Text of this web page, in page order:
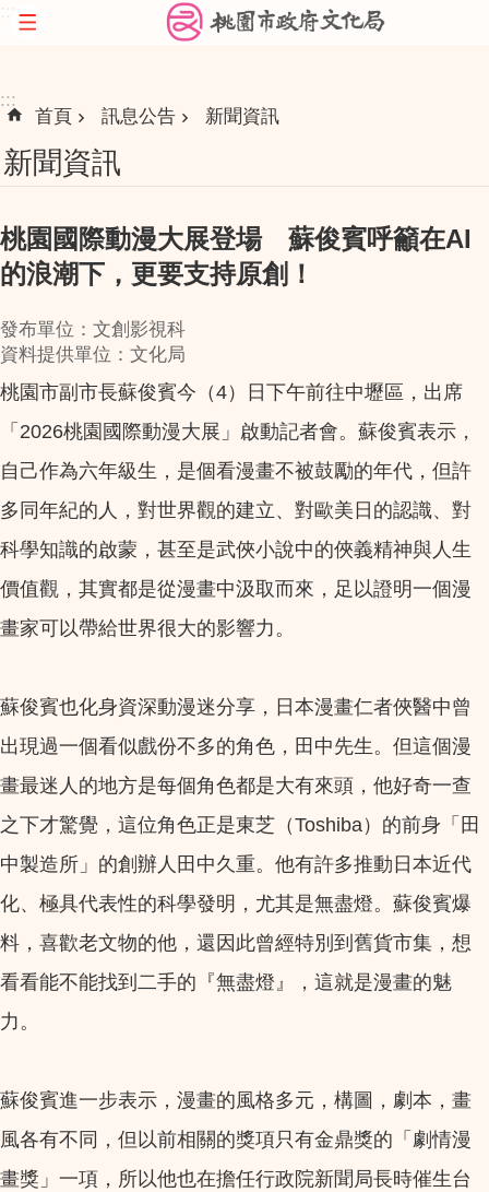
跳到主要內容區塊
:::
首頁 訊息公告 新聞資訊
新聞資訊
桃園國際動漫大展登場 蘇俊賓呼籲在AI
的浪潮下，更要支持原創！
發布單位：文創影視科
資料提供單位：文化局
桃園市副市長蘇俊賓今（4）日下午前往中壢區，出席
「2026桃園國際動漫大展」啟動記者會。蘇俊賓表示，
自己作為六年級生，是個看漫畫不被鼓勵的年代，但許
多同年紀的人，對世界觀的建立、對歐美日的認識、對
科學知識的啟蒙，甚至是武俠小說中的俠義精神與人生
價值觀，其實都是從漫畫中汲取而來，足以證明一個漫
畫家可以帶給世界很大的影響力。
蘇俊賓也化身資深動漫迷分享，日本漫畫仁者俠醫中曾
出現過一個看似戲份不多的角色，田中先生。但這個漫
畫最迷人的地方是每個角色都是大有來頭，他好奇一查
之下才驚覺，這位角色正是東芝（Toshiba）的前身「田
中製造所」的創辦人田中久重。他有許多推動日本近代
化、極具代表性的科學發明，尤其是無盡燈。蘇俊賓爆
料，喜歡老文物的他，還因此曾經特別到舊貨市集，想
看看能不能找到二手的『無盡燈』，這就是漫畫的魅
力。
蘇俊賓進一步表示，漫畫的風格多元，構圖，劇本，畫
風各有不同，但以前相關的獎項只有金鼎獎的「劇情漫
畫獎」一項，所以他也在擔任行政院新聞局長時催生台